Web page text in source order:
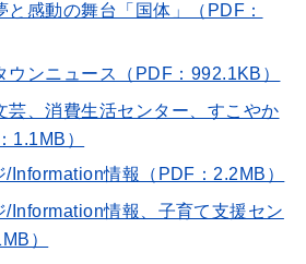
と感動の舞台「国体」（PDF：
ウンニュース（PDF：992.1KB）
芸、消費生活センター、すこやか
1.1MB）
/Information情報（PDF：2.2MB）
/Information情報、子育て支援セン
）